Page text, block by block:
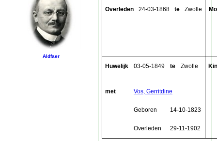
Aldfaer
Overleden 24-03-1868 te Zwolle
Huwelijk 03-05-1849 te Zwolle
met Vos, Gerritdine
Geboren 14-10-1823
Overleden 29-11-1902